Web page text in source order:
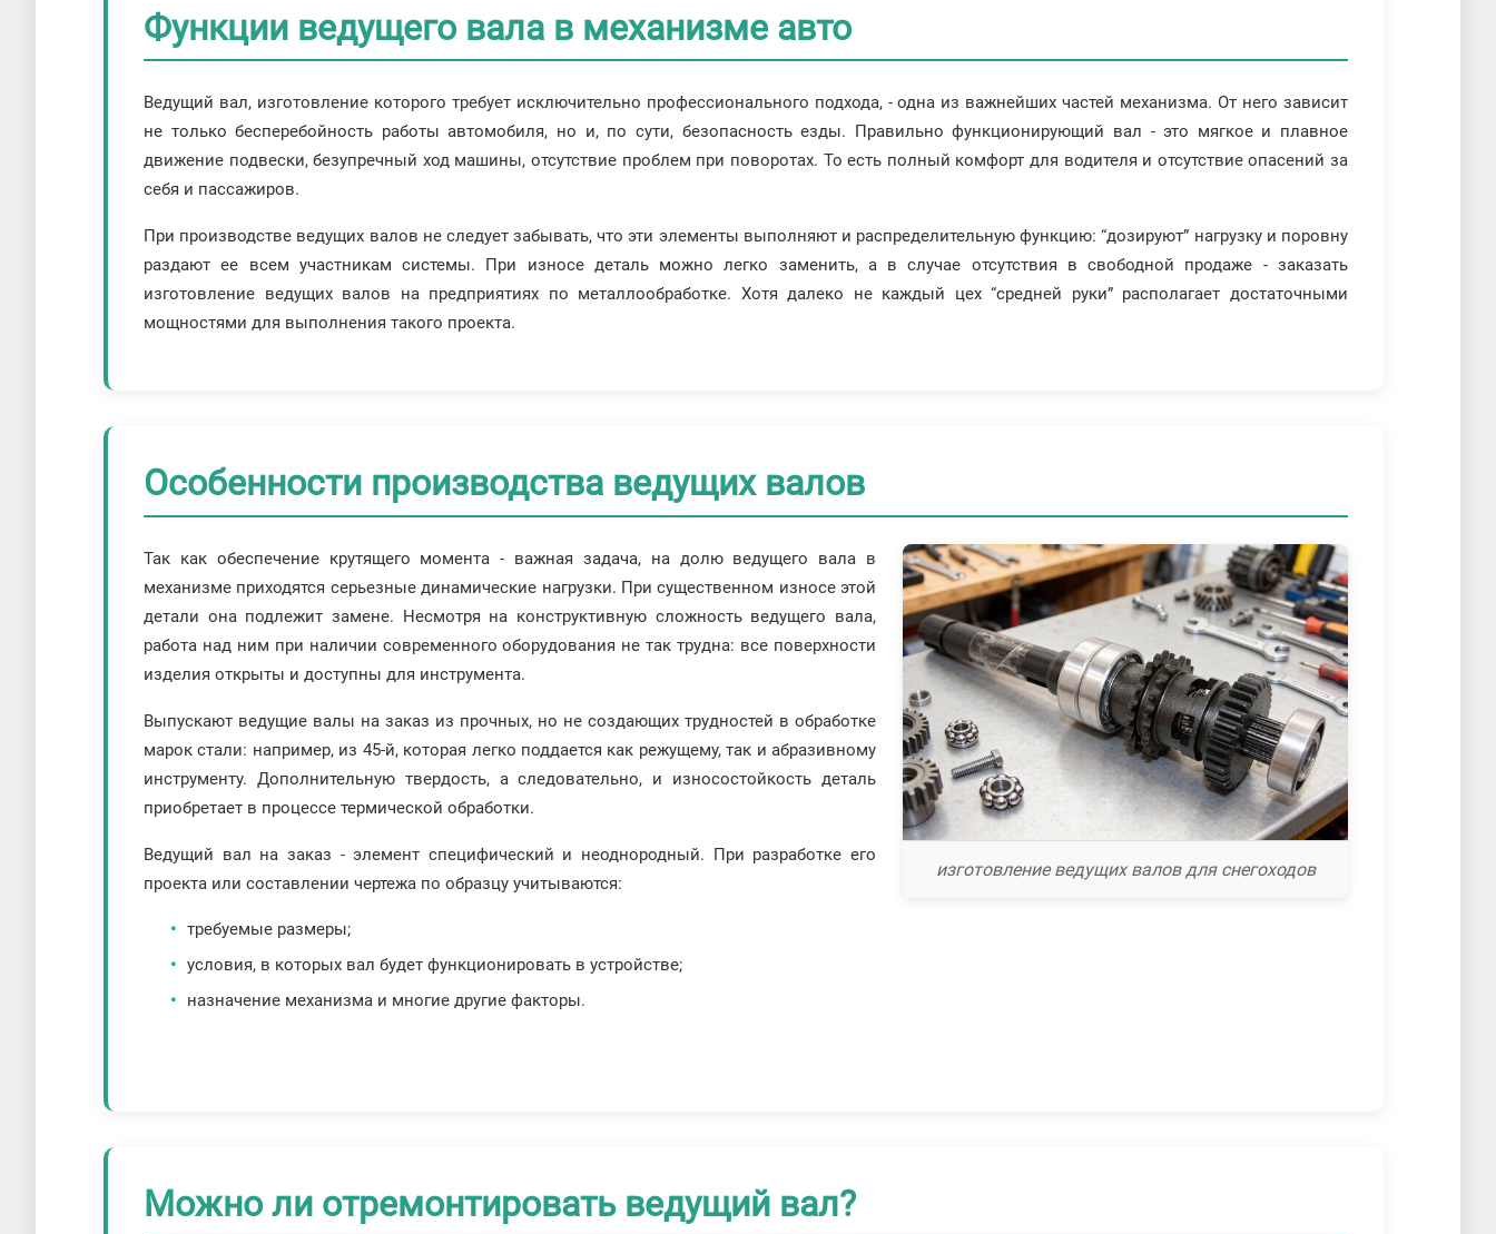
Функции ведущего вала в механизме авто
Ведущий вал, изготовление которого требует исключительно профессионального подхода, - одна из важнейших частей механизма. От него зависит
не только бесперебойность работы автомобиля, но и, по сути, безопасность езды. Правильно функционирующий вал - это мягкое и плавное
движение подвески, безупречный ход машины, отсутствие проблем при поворотах. То есть полный комфорт для водителя и отсутствие опасений за
себя и пассажиров.
При производстве ведущих валов не следует забывать, что эти элементы выполняют и распределительную функцию: “дозируют” нагрузку и поровну
раздают ее всем участникам системы. При износе деталь можно легко заменить, а в случае отсутствия в свободной продаже - заказать
изготовление ведущих валов на предприятиях по металлообработке. Хотя далеко не каждый цех “средней руки” располагает достаточными
мощностями для выполнения такого проекта.
Особенности производства ведущих валов
изготовление ведущих валов для снегоходов
Так как обеспечение крутящего момента - важная задача, на долю ведущего вала в
механизме приходятся серьезные динамические нагрузки. При существенном износе этой
детали она подлежит замене. Несмотря на конструктивную сложность ведущего вала,
работа над ним при наличии современного оборудования не так трудна: все поверхности
изделия открыты и доступны для инструмента.
Выпускают ведущие валы на заказ из прочных, но не создающих трудностей в обработке
марок стали: например, из 45-й, которая легко поддается как режущему, так и абразивному
инструменту. Дополнительную твердость, а следовательно, и износостойкость деталь
приобретает в процессе термической обработки.
Ведущий вал на заказ - элемент специфический и неоднородный. При разработке его
проекта или составлении чертежа по образцу учитываются:
требуемые размеры;
условия, в которых вал будет функционировать в устройстве;
назначение механизма и многие другие факторы.
Можно ли отремонтировать ведущий вал?